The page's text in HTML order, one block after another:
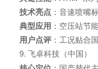
技术亮点 ：音速喷嘴
典型应用 ：空压站节
用户点评 ：工况贴合
9. 飞卓科技（中国）